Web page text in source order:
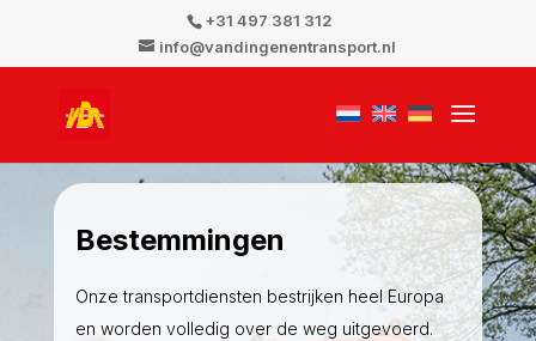
+31 497 381 312
info@vandingenentransport.nl
Bestemmingen
Onze transportdiensten bestrijken heel Europa
en worden volledig over de weg uitgevoerd.